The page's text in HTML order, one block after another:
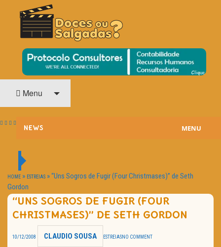
DOCES OU SALGADAS?
O Cinema? Uma Paixão!!
Menu
NEWS
PASSATEMPOS
HOME CINEMA
NOTA PESSOAL
TRAILER DO DIA
MENU
HOME » ESTREIAS »“Uns Sogros de Fugir (Four Christmases)” de Seth
Gordon
“UNS SOGROS DE FUGIR (FOUR
CHRISTMASES)” DE SETH GORDON
10/12/2008 CLAUDIO SOUSA ESTREIASNO COMMENT